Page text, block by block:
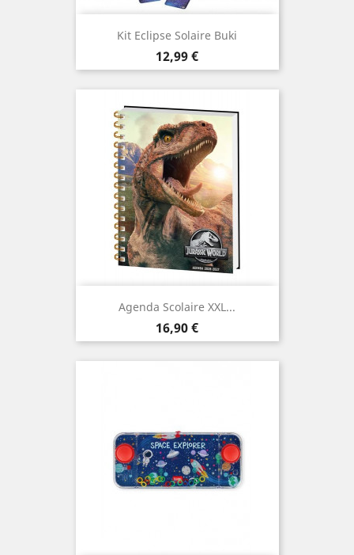
Kit Eclipse Solaire Buki
Prix
12,99 €
Agenda Scolaire XXL...
Prix
16,90 €